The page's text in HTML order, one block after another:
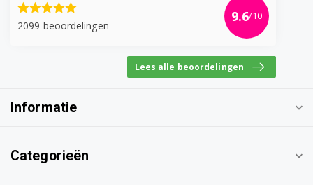
2099 beoordelingen
9.6/10
Lees alle beoordelingen
Informatie
Categorieën